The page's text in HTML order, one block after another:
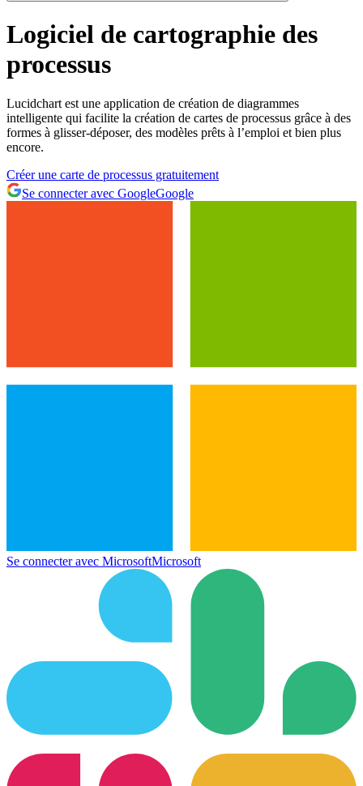
Logiciel de cartographie des
processus
Lucidchart est une application de création de diagrammes
intelligente qui facilite la création de cartes de processus grâce à des
formes à glisser-déposer, des modèles prêts à l’emploi et bien plus
encore.
Créer une carte de processus gratuitement
Se connecter avec GoogleGoogle
Se connecter avec MicrosoftMicrosoft